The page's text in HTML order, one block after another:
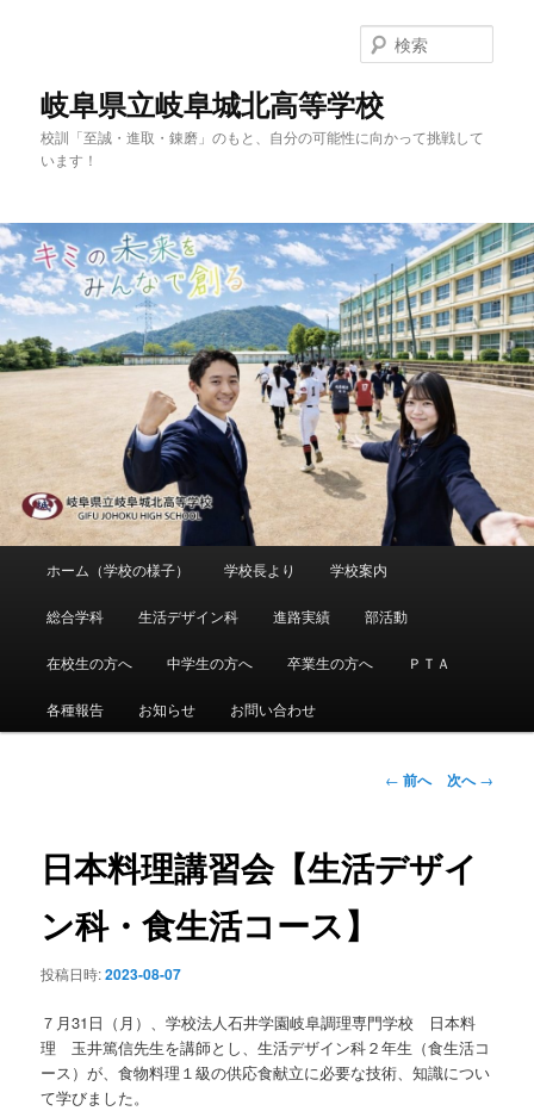
岐阜県立岐阜城北高等学校
校訓「至誠・進取・錬磨」のもと、自分の可能性に向かって挑戦して
います！
索
メ
イ
ン
ン
ツ
へ
移
動
ホーム（学校の様子） 学校長より 学校案内
総合学科 生活デザイン科 進路実績 部活動
在校生の方へ 中学生の方へ 卒業生の方へ ＰＴＡ
各種報告 お知らせ お問い合わせ
投
ビ
ゲ
← 前へ 次へ→
日本料理講習会【生活デザイ
ン科・食生活コース】
投稿日時:2023-08-07
７月31日（月）、学校法人石井学園岐阜調理専門学校 日本料
理 玉井篤信先生を講師とし、生活デザイン科２年生（食生活コ
ース）が、食物料理１級の供応食献立に必要な技術、知識につい
て学びました。